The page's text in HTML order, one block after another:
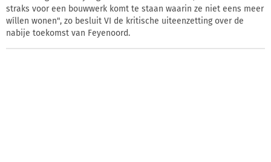
straks voor een bouwwerk komt te staan waarin ze niet eens meer
wíllen wonen", zo besluit VI de kritische uiteenzetting over de
nabije toekomst van Feyenoord.